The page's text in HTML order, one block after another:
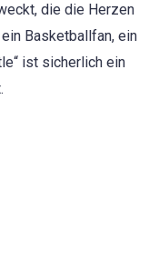
die die Herzen
Basketballfan, ein
ist sicherlich ein